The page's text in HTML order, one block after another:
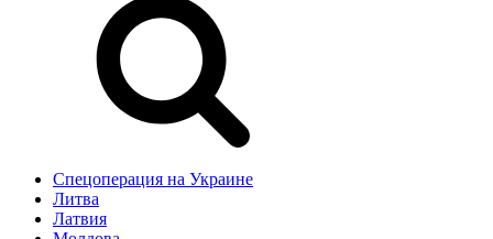
Спецоперация на Украине
Литва
Латвия